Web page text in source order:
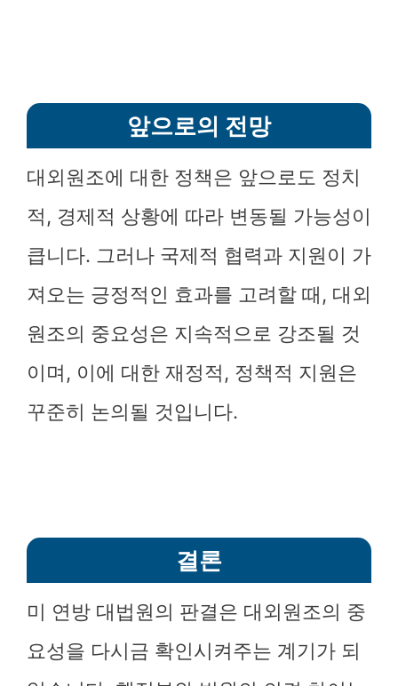
앞으로의 전망
대외원조에 대한 정책은 앞으로도 정치
적, 경제적 상황에 따라 변동될 가능성이
큽니다. 그러나 국제적 협력과 지원이 가
져오는 긍정적인 효과를 고려할 때, 대외
원조의 중요성은 지속적으로 강조될 것
이며, 이에 대한 재정적, 정책적 지원은
꾸준히 논의될 것입니다.
결론
미 연방 대법원의 판결은 대외원조의 중
요성을 다시금 확인시켜주는 계기가 되